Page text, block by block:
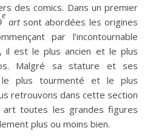
des comics. Dans un premier
e
artsont abordées les origines
par l’incontournable
il est le plus ancien et le plus
Malgré sa stature et ses
plus tourmenté et le plus
retrouvons dans cette section
art toutes les grandes figures
plus ou moins bien.